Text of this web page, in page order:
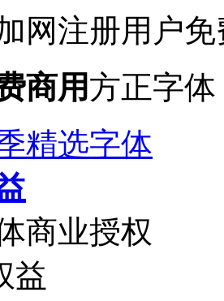
网注册用户
商用方正字体
精选字体
商业授权
益